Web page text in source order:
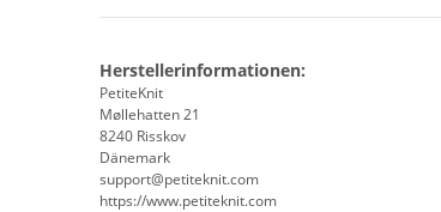
Herstellerinformationen:
PetiteKnit
Møllehatten 21
8240 Risskov
Dänemark
support@petiteknit.com
https://www.petiteknit.com